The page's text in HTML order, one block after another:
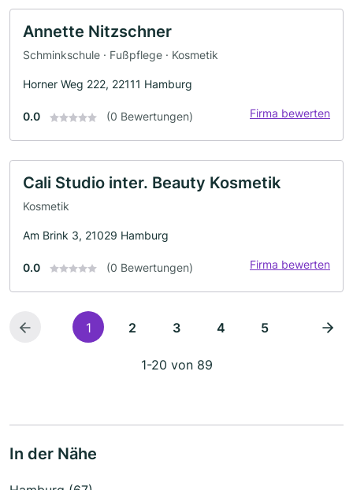
Annette Nitzschner
Schminkschule · Fußpflege · Kosmetik
Horner Weg 222, 22111 Hamburg
0.0 (0 Bewertungen) Firma bewerten
Cali Studio inter. Beauty Kosmetik
Kosmetik
Am Brink 3, 21029 Hamburg
0.0 (0 Bewertungen) Firma bewerten
1 2 3 4 5
1-20 von 89
In der Nähe